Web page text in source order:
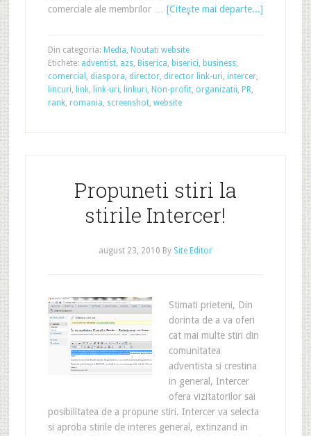
comerciale ale membrilor … [Citeşte mai departe...]
Din categoria: Media, Noutati website
Etichete: adventist, azs, Biserica, biserici, business,
comercial , diaspora, director, director link-uri, intercer,
lincuri, link, link-uri, linkuri, Non-profit, organizatii, PR,
rank, romania, screenshot, website
Propuneti stiri la
stirile Intercer!
august 23, 2010 By Site Editor
Stimati prieteni, Din
dorinta de a va oferi
cat mai multe stiri din
comunitatea
adventista si crestina
in general, Intercer
ofera vizitatorilor sai
posibilitatea de a propune stiri. Intercer va selecta
si aproba stirile de interes general, extinzand in